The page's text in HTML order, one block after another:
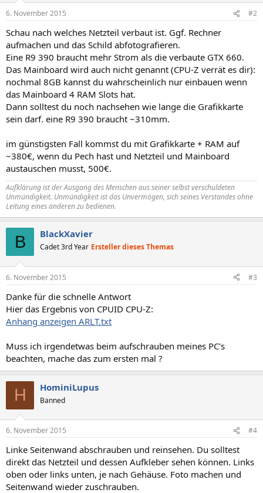
6. November 2015 #2
Schau nach welches Netzteil verbaut ist. Ggf. Rechner
aufmachen und das Schild abfotografieren.
Eine R9 390 braucht mehr Strom als die verbaute GTX 660.
Das Mainboard wird auch nicht genannt (CPU-Z verrät es dir):
nochmal 8GB kannst du wahrscheinlich nur einbauen wenn
das Mainboard 4 RAM Slots hat.
Dann solltest du noch nachsehen wie lange die Grafikkarte
sein darf. eine R9 390 braucht ~310mm.
im günstigsten Fall kommst du mit Grafikkarte + RAM auf
~380€, wenn du Pech hast und Netzteil und Mainboard
austauschen musst, 500€.
Aufklärung ist der Ausgang des Menschen aus seiner selbst verschuldeten
Unmündigkeit. Unmündigkeit ist das Unvermögen, sich seines Verstandes ohne
Leitung eines anderen zu bedienen.
B BlackXavier
Cadet 3rd Year Ersteller dieses Themas
6. November 2015 #3
Danke für die schnelle Antwort
Hier das Ergebnis von CPUID CPU-Z:
Anhang anzeigen ARLT.txt
Muss ich irgendetwas beim aufschrauben meines PC's
beachten, mache das zum ersten mal ?
H HominiLupus
Banned
6. November 2015 #4
Linke Seitenwand abschrauben und reinsehen. Du solltest
direkt das Netzteil und dessen Aufkleber sehen können. Links
oben oder links unten, je nach Gehäuse. Foto machen und
Seitenwand wieder zuschrauben.